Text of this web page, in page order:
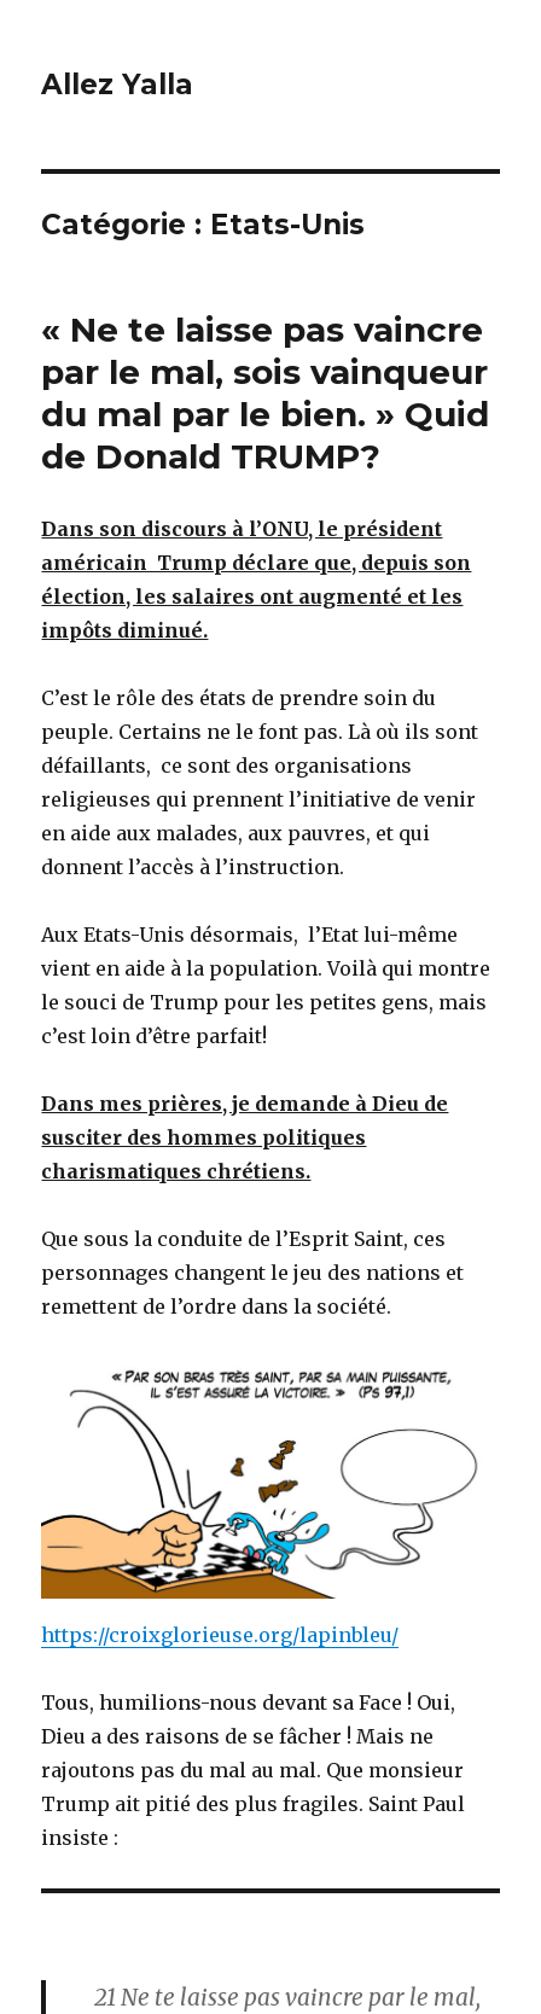
Allez Yalla
Catégorie : Etats-Unis
« Ne te laisse pas vaincre
par le mal, sois vainqueur
du mal par le bien. » Quid
de Donald TRUMP?
Dans son discours à l’ONU, le président
américain Trump déclare que, depuis son
élection, les salaires ont augmenté et les
impôts diminué.
C’est le rôle des états de prendre soin du
peuple. Certains ne le font pas. Là où ils sont
défaillants, ce sont des organisations
religieuses qui prennent l’initiative de venir
en aide aux malades, aux pauvres, et qui
donnent l’accès à l’instruction.
Aux Etats-Unis désormais, l’Etat lui-même
vient en aide à la population. Voilà qui montre
le souci de Trump pour les petites gens, mais
c’est loin d’être parfait!
Dans mes prières, je demande à Dieu de
susciter des hommes politiques
charismatiques chrétiens.
Que sous la conduite de l’Esprit Saint, ces
personnages changent le jeu des nations et
remettent de l’ordre dans la société.
https://croixglorieuse.org/lapinbleu/
Tous, humilions-nous devant sa Face ! Oui,
Dieu a des raisons de se fâcher ! Mais ne
rajoutons pas du mal au mal. Que monsieur
Trump ait pitié des plus fragiles. Saint Paul
insiste :
21 Ne te laisse pas vaincre par le mal,